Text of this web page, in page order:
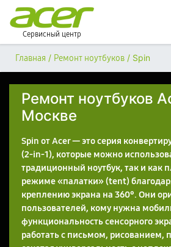
Сервисный центр
Главная / Ремонт ноутбуков / Spin
Ремонт ноутбуков
Москве
Spin от Acer — это серия
(2-in-1), которые можно
традиционный ноутбук, так и как
режиме «палатки» (tent)
креплению экрана на 360°. Они
пользователей, кому нужна
функциональность сенсорного
работать с письмом, рисованием,